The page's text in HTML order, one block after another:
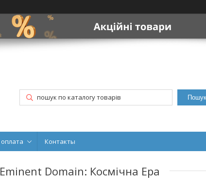
Пошук
Контакты
Domain: Космічна Ера